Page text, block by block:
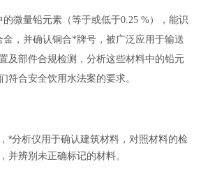
微量铅元素（等于或低于0.25 %），能识
，并确认铜合*牌号，被广泛应用于输送
及部件合规检测，分析这些材料中的铅元
符合安全饮用水法案的要求。
*分析仪用于确认建筑材料，对照材料的检
并辨别未正确标记的材料。